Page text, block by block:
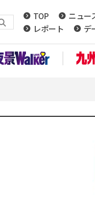
TOP ニュー
レポート
デ